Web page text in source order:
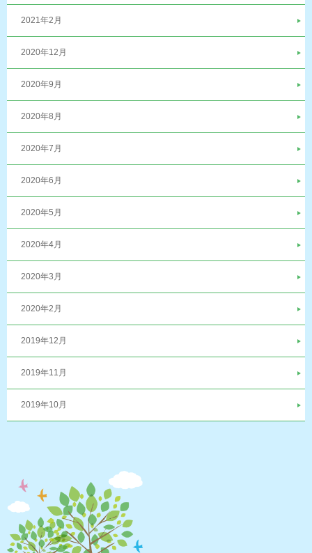
2021年2月
2020年12月
2020年9月
2020年8月
2020年7月
2020年6月
2020年5月
2020年4月
2020年3月
2020年2月
2019年12月
2019年11月
2019年10月